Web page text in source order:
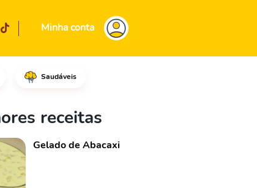
Minha conta
Saudáveis
cubos.Em seguida,
receitas
Gelado de Abacaxi